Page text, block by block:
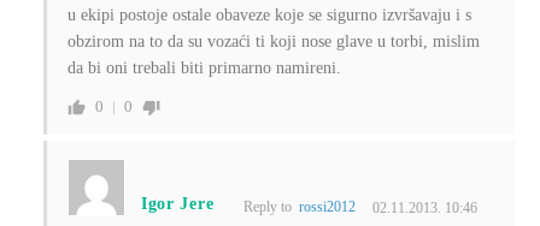
u ekipi postoje ostale obaveze koje se sigurno izvršavaju i s
obzirom na to da su vozaći ti koji nose glave u torbi, mislim
da bi oni trebali biti primarno namireni.
0 0
Igor Jere Reply torossi2012 02.11.2013. 10:46